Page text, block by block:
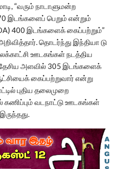
“வரும் நாடாளுமன்ற
இடங்களைப் பெறும் என்றும்
400 இடங்களைக் கைப்பற்றும்”
தொடர்ந்து இந்தியா டு
ஊடகங்கள் நடத்திய
தேசிய அளவில் 305 இடங்களைக்
கைப்பற்றுவார் என்று
புதிய தலைமுறை
கணிப்பும் வடநாட்டு ஊடகங்கள்